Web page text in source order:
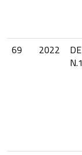
69
2022